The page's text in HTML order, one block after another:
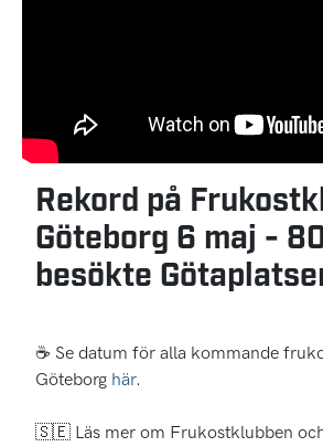
Rekord på
Göteborg 6 maj -
besökte
☕ Se datum för alla kommande
Göteborg här.
🇸🇪 Läs mer om Frukostklubben